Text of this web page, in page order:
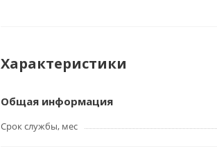
Характеристики
Общая информация
Срок службы, мес